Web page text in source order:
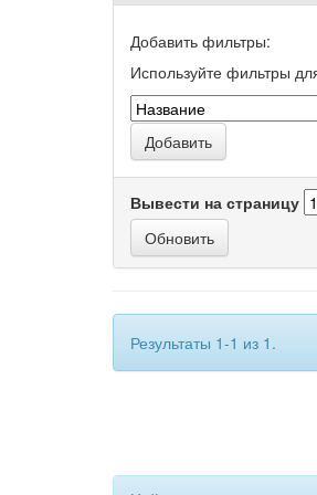
Добавить фильтры:
Используйте фильтры
Вывести на страницу
Результаты 1-1 из 1.